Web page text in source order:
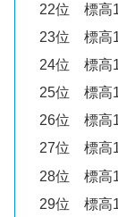
22位 標高
23位 標
24位 標高
25位 標
26位 標
27位 標
28位 標
29位 標